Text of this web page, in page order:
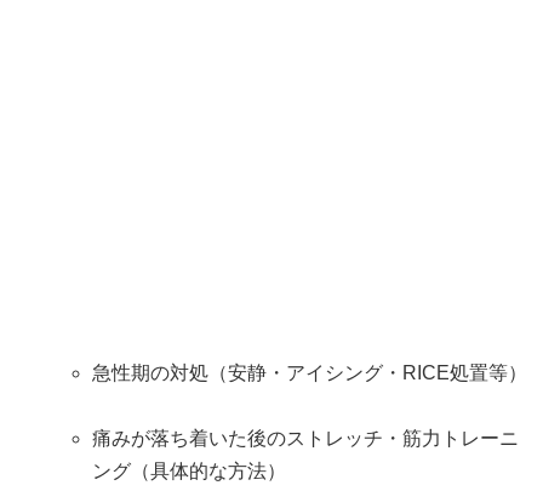
急性期の対処（安静・アイシング・RICE処置等）
痛みが落ち着いた後のストレッチ・筋力トレーニ
ング（具体的な方法）